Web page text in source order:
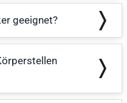
geeignet?